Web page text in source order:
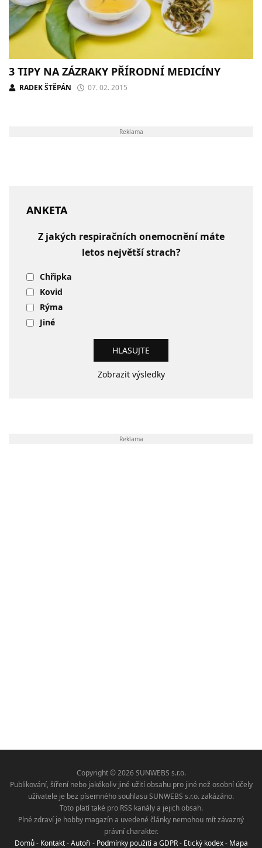
3 TIPY NA ZÁZRAKY PŘÍRODNÍ MEDICÍNY
RADEK ŠTĚPÁN 07. 02. 2015
Reklama
ANKETA
Z jakých respiračních onemocnění máte
letos největší strach?
Chřipka
Kovid
Rýma
Jiné
Zobrazit výsledky
Reklama
Copyright © 2026 SUNWEBS s.r.o.
Publikování, šíření nebo jakékoliv jiné užití obsahu pro jiné než osobní účely
uživatele je bez písemného souhlasu SUNWEBS s.r.o. zakázáno.
Toto platí také pro RSS kanály a jejich obsah.
Plné zdraví je hobby magazín a uvedené články nemohou mít závazný
právní charakter.
Domů- Kontakt-Autoři - Podmínky použití a GDPR- Etický kodex- Mapa